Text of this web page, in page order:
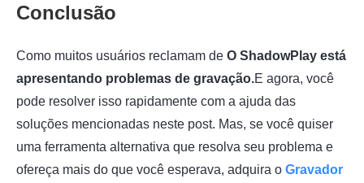
Conclusão
Como muitos usuários reclamam de O ShadowPlay está
apresentando problemas de gravação.E agora, você
pode resolver isso rapidamente com a ajuda das
soluções mencionadas neste post. Mas, se você quiser
uma ferramenta alternativa que resolva seu problema e
ofereça mais do que você esperava, adquira o Gravador